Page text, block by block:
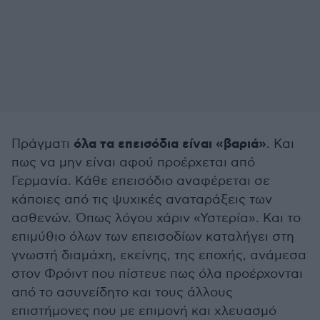
Πράγματι όλα τα επεισόδια είναι «βαριά». Και
πως να μην είναι αφού προέρχεται από
Γερμανία. Κάθε επεισόδιο αναφέρεται σε
κάποιες από τις ψυχικές αναταράξεις των
ασθενών. Όπως λόγου χάριν «Υστερία». Και το
επιμύθιο όλων των επεισοδίων καταλήγει στη
γνωστή διαμάχη, εκείνης, της εποχής, ανάμεσα
στον Φρόιντ που πίστευε πως όλα προέρχονται
από το ασυνείδητο και τους άλλους
επιστήμονες που με επιμονή και χλευασμό